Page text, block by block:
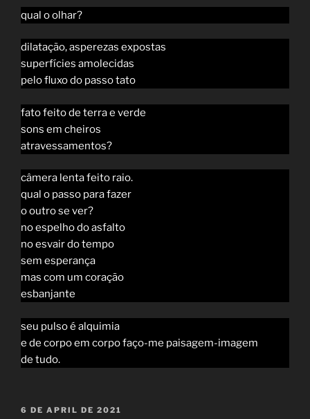
qual o olhar?
dilatação, asperezas expostas
superfícies amolecidas
pelo fluxo do passo tato
fato feito de terra e verde
sons em cheiros
atravessamentos?
câmera lenta feito raio.
qual o passo para fazer
o outro se ver?
no espelho do asfalto
no esvair do tempo
sem esperança
mas com um coração
esbanjante
seu pulso é alquimia
e de corpo em corpo faço-me paisagem-imagem
de tudo.
POSTED
6 DE APRIL DE 2021